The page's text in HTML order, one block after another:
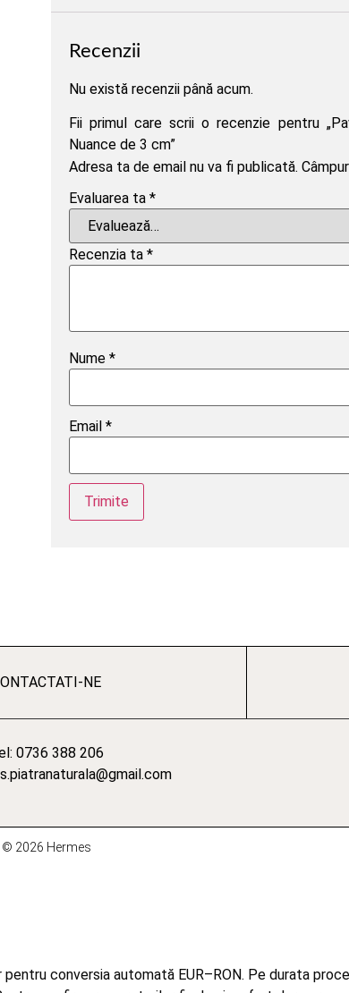
Recenzii
Nu există recenzii până acum.
Fii primul care scrii o recenzie pentru
Nuance de 3 cm”
Adresa ta de email nu va fi publicată.
Evaluarea ta *
Recenzia ta *
Nume *
Email *
NE
0736 388 206
© 2026 Hermes
conversia automată EUR–RON. Pe durata